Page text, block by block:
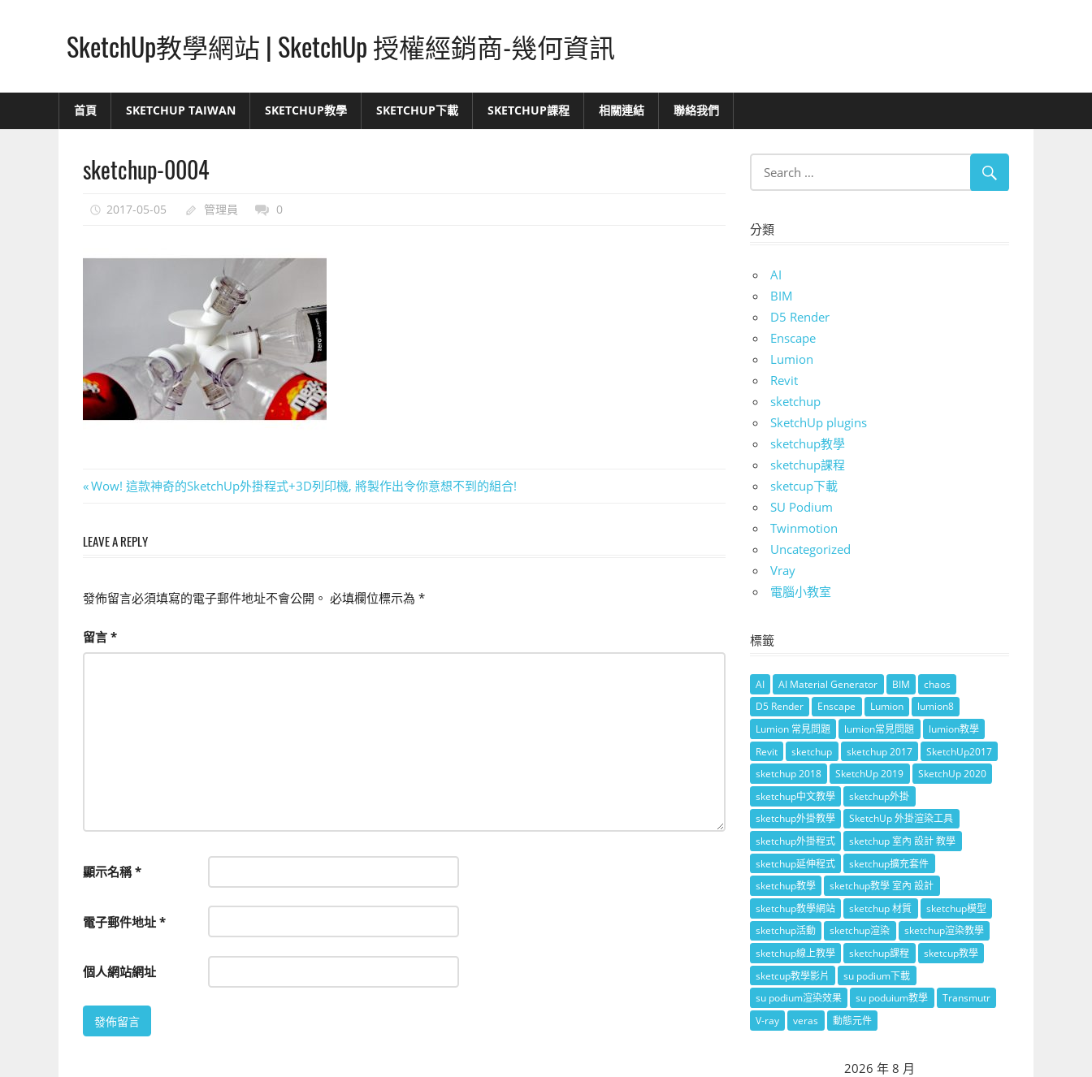
SketchUp教學網站 | SketchUp 授權經銷商-幾何資訊
最
首頁 SKETCHUP TAIWAN SKETCHUP教學 SKETCHUP下載 SKETCHUP課程 相關連結 聯絡我們
sketchup-0004
2017-05-05 管理員 0
文
導
覽
Previous
Wow! 這款神奇的SketchUp外掛程式+3D列印機, 將製作出令你意想不到的組合!
LEAVE A REPLY
發佈留言必須填寫的電子郵件地址不會公開。 必填欄位標示為 *
留言 *
顯示名稱*
電子郵件地址 *
個人網站網址
分類
AI
BIM
D5 Render
Enscape
Lumion
Revit
sketchup
SketchUp plugins
sketchup教學
sketchup課程
sketcup下載
SU Podium
Twinmotion
Uncategorized
Vray
電腦小教室
標籤
AI AI Material Generator BIM
chaos
D5 Render
Enscape Lumion
lumion8
Lumion 常見問題
lumion常見問題
lumion教學
Revit
sketchup sketchup 2017
SketchUp2017
sketchup 2018
SketchUp 2019
SketchUp 2020
sketchup中文教學
sketchup外掛
sketchup外掛教學
SketchUp 外掛渲染工具
sketchup外掛程式
sketchup 室內 設計 教學
sketchup延伸程式
sketchup擴充套件
sketchup教學
sketchup教學 室內 設計
sketchup教學網站
sketchup 材質
sketchup模型
sketchup活動
sketchup渲染
sketchup渲染教學
sketchup線上教學
sketchup課程
sketcup教學
sketcup教學影片
su podium下載
su podium渲染效果
su poduium教學
Transmutr
V-ray
veras 動態元件
2026 年 8 月